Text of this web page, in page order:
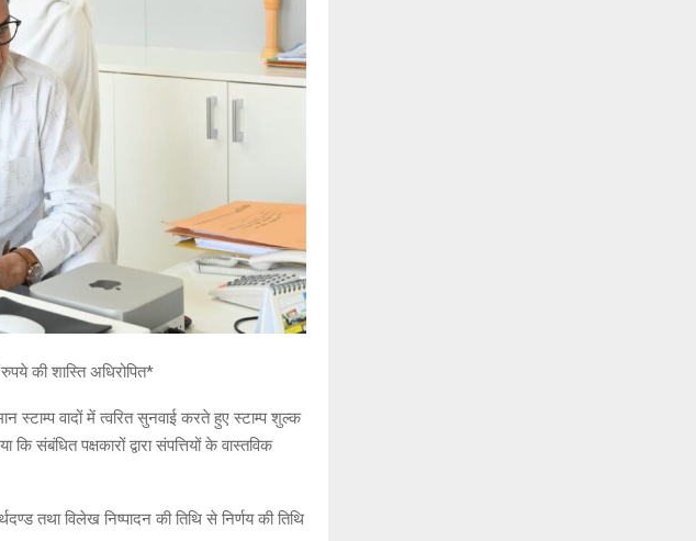
की शास्ति अधिरोपित*
स्टाम्प वादों में त्वरित सुनवाई करते हुए स्टाम्प शुल्क
संबंधित पक्षकारों द्वारा संपत्तियों के वास्तविक
तथा विलेख निष्पादन की तिथि से निर्णय की तिथि